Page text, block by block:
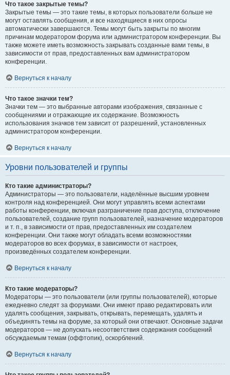
Что такое закрытые темы?
Закрытые темы — это такие темы, в которых пользователи больше не
могут оставлять сообщения, и все находящиеся в них опросы
автоматически завершаются. Темы могут быть закрыты по многим
причинам модератором форума или администратором конференции. Вы
также можете иметь возможность закрывать созданные вами темы, в
зависимости от прав, предоставленных вам администратором
конференции.
Вернуться к началу
Что такое значки тем?
Значки тем — это выбранные авторами изображения, связанные с
сообщениями и отражающие их содержание. Возможность
использования значков тем зависит от разрешений, установленных
администратором конференции.
Вернуться к началу
Уровни пользователей и группы
Кто такие администраторы?
Администраторы — это пользователи, наделённые высшим уровнем
контроля над конференцией. Они могут управлять всеми аспектами
работы конференции, включая разграничение прав доступа, отключение
пользователей, создание групп пользователей, назначение модераторов
и т. п., в зависимости от прав, предоставленных им создателем
конференции. Они также могут обладать всеми возможностями
модераторов во всех форумах, в зависимости от настроек,
произведённых создателем конференции.
Вернуться к началу
Кто такие модераторы?
Модераторы — это пользователи (или группы пользователей), которые
ежедневно следят за форумами. Они имеют право редактировать или
удалять сообщения, закрывать, открывать, перемещать, удалять и
объединять темы на форуме, за который они отвечают. Основные задачи
модераторов — не допускать несоответствия содержания сообщений
обсуждаемым темам (оффтопик), оскорблений.
Вернуться к началу